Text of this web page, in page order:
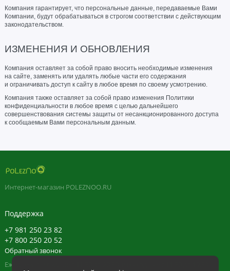
Компания гарантирует, что персональные данные, передаваемые Вами
Компании, будут обрабатываться в строгом соответствии с действующим
законодательством.
ИЗМЕНЕНИЯ И ОБНОВЛЕНИЯ
Компания оставляет за собой право вносить необходимые изменения
на сайте, заменять или удалять любые части его содержания
и ограничивать доступ к сайту в любое время по своему усмотрению.
Компания также оставляет за собой право изменения Политики
конфиденциальности в любое время с целью дальнейшего
совершенствования системы защиты от несанкционированного доступа
к сообщаемым Вами персональным данным.
Интернет-магазин POLEZNOO.RU
Поддержка
+7 981 250 23 82
+7 800 250 20 52
Обратный звонок
Ежедневно в будние с 11:30 до 20:30, в выходные с 11:30 до 19:30